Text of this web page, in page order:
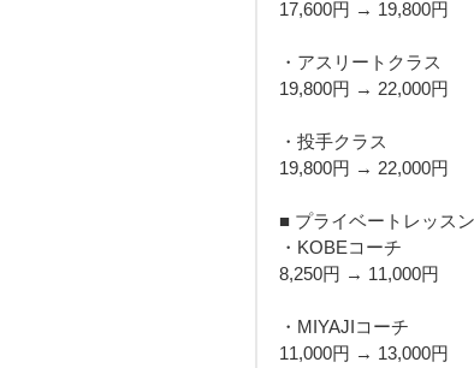
17,600円 → 19,800円
・アスリートクラス
19,800円 → 22,000円
・投手クラス
19,800円 → 22,000円
■ プライベートレッスン
・KOBEコーチ
8,250円 → 11,000円
・MIYAJIコーチ
11,000円 → 13,000円